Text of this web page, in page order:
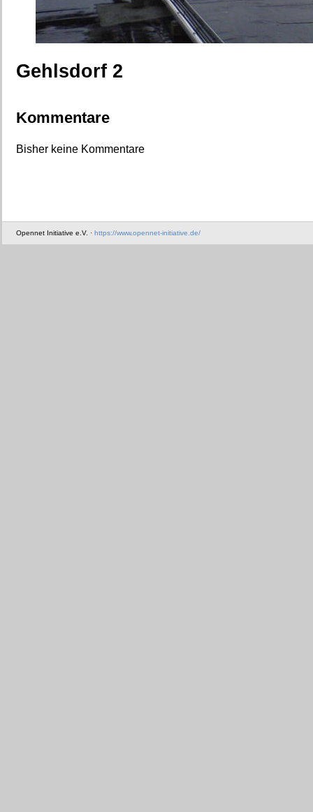
Gehlsdorf 2
Kommentare
Bisher keine Kommentare
Opennet Initiative e.V. · https://www.opennet-initiative.de/